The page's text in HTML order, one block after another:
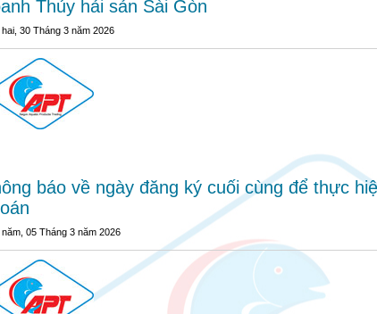
Thủy hải sản Sài Gòn
30 Tháng 3 năm 2026
báo về ngày đăng ký cuối cùng để thực
05 Tháng 3 năm 2026